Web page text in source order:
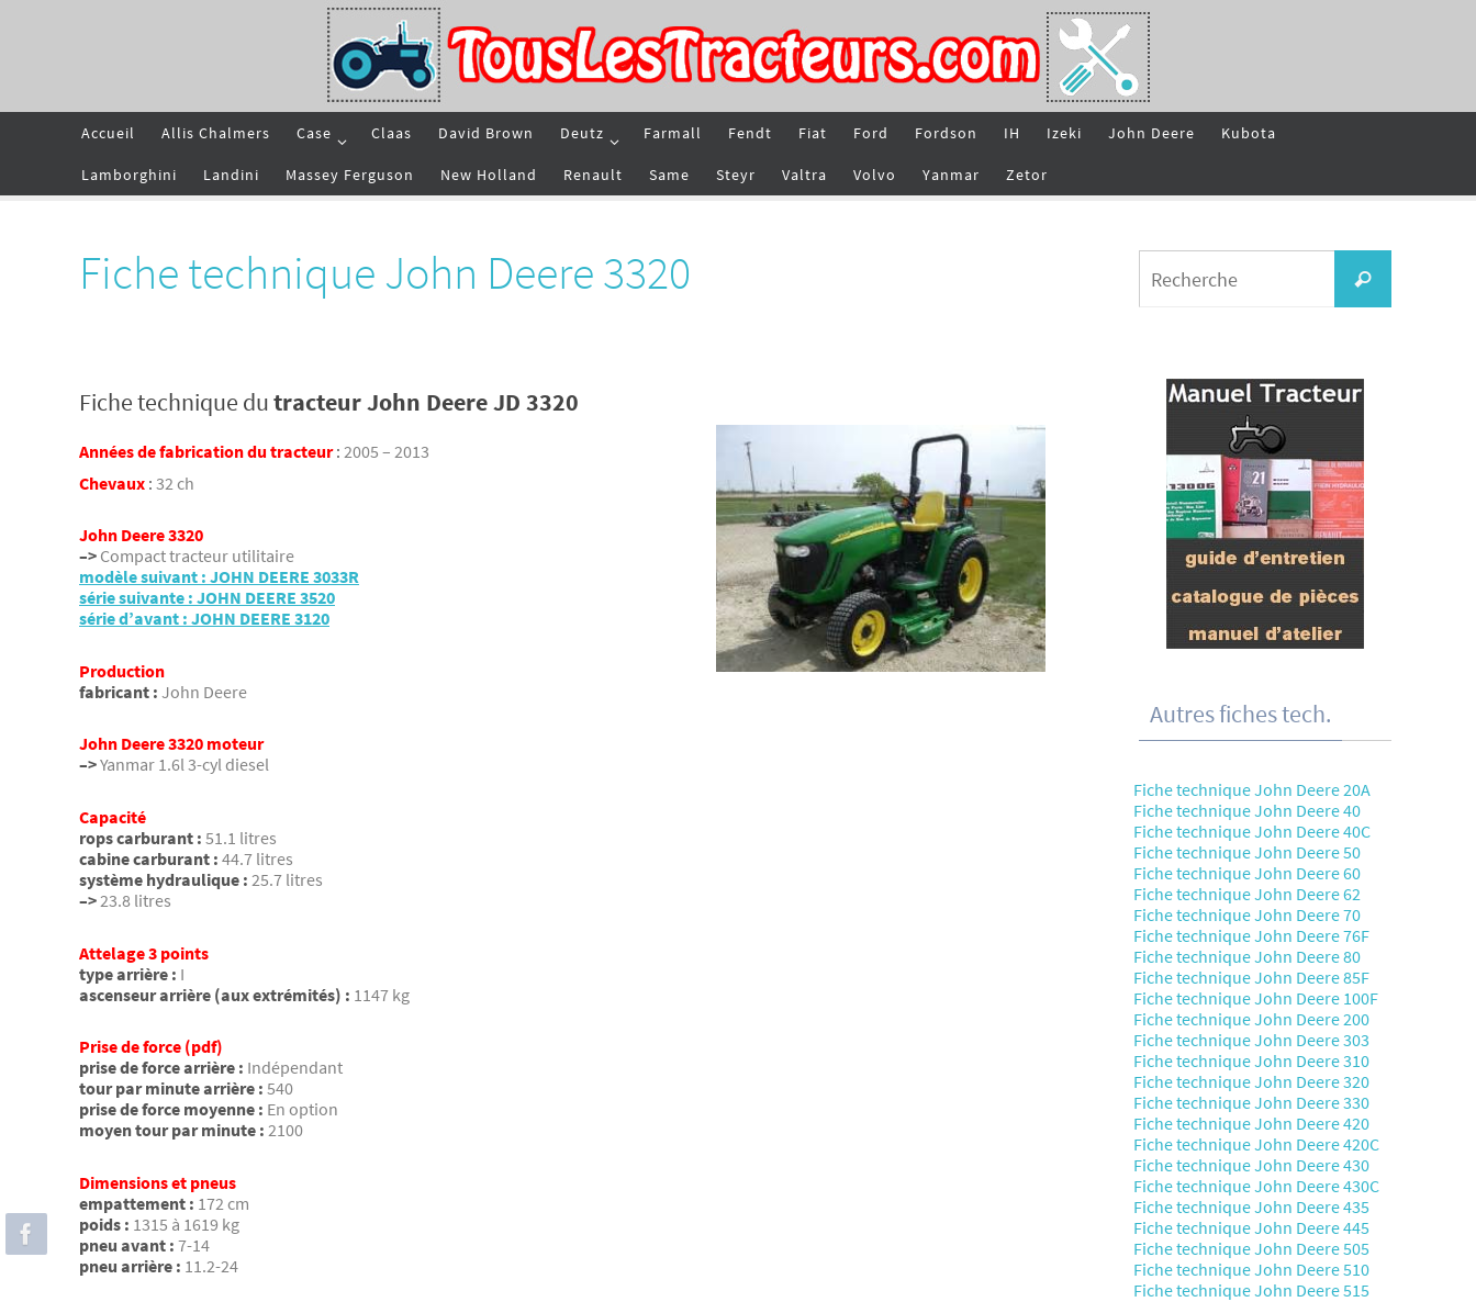
Accueil Allis Chalmers Case Claas David Brown Deutz Farmall Fendt Fiat Ford Fordson IH Izeki John Deere Kubota
Lamborghini Landini Massey Ferguson New Holland Renault Same Steyr Valtra Volvo Yanmar Zetor
Fiche technique John Deere 3320
Fiche technique dutracteur John Deere JD 3320
Années de fabrication du tracteur: 2005 – 2013
Chevaux : 32 ch
John Deere 3320
–> Compact tracteur utilitaire
modèle suivant : JOHN DEERE 3033R
série suivante : JOHN DEERE 3520
série d’avant : JOHN DEERE 3120
Production
fabricant : John Deere
John Deere 3320 moteur
–>Yanmar 1.6l 3-cyl diesel
Capacité
rops carburant : 51.1 litres
cabine carburant : 44.7 litres
système hydraulique : 25.7 litres
–> 23.8 litres
Attelage 3 points
type arrière : I
ascenseur arrière (aux extrémités) : 1147 kg
Prise de force (pdf)
prise de force arrière : Indépendant
tour par minute arrière : 540
prise de force moyenne : En option
moyen tour par minute : 2100
Dimensions et pneus
empattement : 172 cm
poids : 1315 à 1619 kg
pneu avant : 7-14
pneu arrière : 11.2-24
Recherche
Autres fiches tech.
Fiche technique John Deere 20A
Fiche technique John Deere 40
Fiche technique John Deere 40C
Fiche technique John Deere 50
Fiche technique John Deere 60
Fiche technique John Deere 62
Fiche technique John Deere 70
Fiche technique John Deere 76F
Fiche technique John Deere 80
Fiche technique John Deere 85F
Fiche technique John Deere 100F
Fiche technique John Deere 200
Fiche technique John Deere 303
Fiche technique John Deere 310
Fiche technique John Deere 320
Fiche technique John Deere 330
Fiche technique John Deere 420
Fiche technique John Deere 420C
Fiche technique John Deere 430
Fiche technique John Deere 430C
Fiche technique John Deere 435
Fiche technique John Deere 445
Fiche technique John Deere 505
Fiche technique John Deere 510
Fiche technique John Deere 515